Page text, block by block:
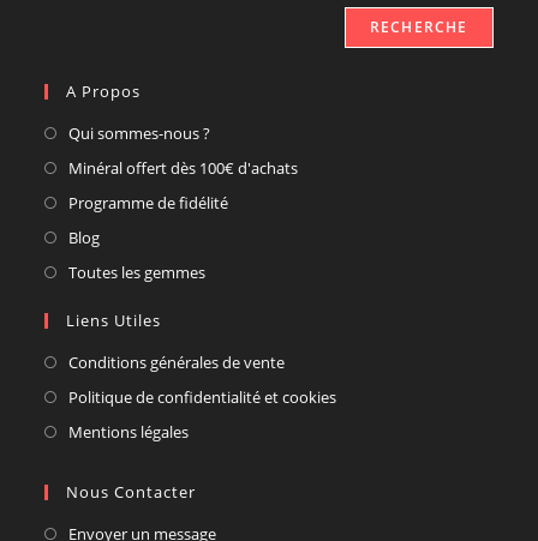
RECHERCHE
A Propos
Qui sommes-nous ?
Minéral offert dès 100€ d'achats
Programme de fidélité
Blog
Toutes les gemmes
Liens Utiles
Conditions générales de vente
Politique de confidentialité et cookies
Mentions légales
Nous Contacter
Envoyer un message